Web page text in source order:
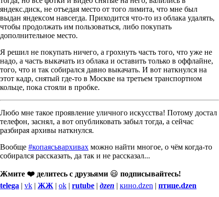
яндекс.диск, не отъедая место от того лимита, что мне был
выдан яндексом навсегда. Приходится что-то из облака удалять,
чтобы продолжать им пользоваться, либо покупать
дополнительное место.
Я решил не покупать ничего, а грохнуть часть того, что уже не
надо, а часть выкачать из облака и оставить только в оффлайне,
того, что и так собирался давно выкачать. И вот наткнулся на
этот кадр, снятый где-то в Москве на третьем транспортном
кольце, пока стояли в пробке.
Любо мне такое проявление уличного искусства! Потому достал
телефон, заснял, а вот опубликовать забыл тогда, а сейчас
разбирая архивы наткнулся.
Вообще #копаясьвархивах можно найти многое, о чём когда-то
собирался рассказать, да так и не рассказал...
Жмите ❤️ делитесь с друзьями 😃 подписывайтесь!
telega | vk | ЖЖ | ok | rutube | дzen | кино.dzen | птице.dzen